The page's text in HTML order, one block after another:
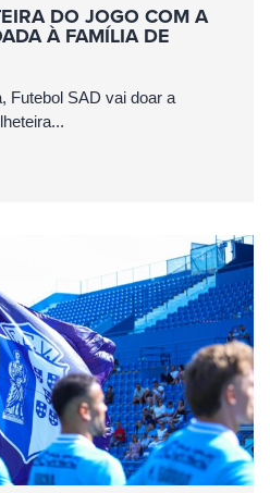
DO JOGO COM A
À FAMÍLIA DE
Futebol SAD vai doar a